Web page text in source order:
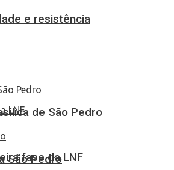
fase da LNF
e resistência
de São Pedro
São Pedro